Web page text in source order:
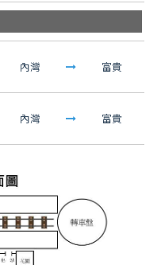
內灣 富貴
內灣 富貴